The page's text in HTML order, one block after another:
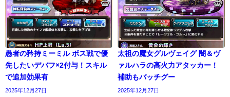
愚者の矜持ミーミル ボス戦で優
先したいデバフ×2付与！スキル
で追加効果有
2025年12月27日
太祖の魔女グルヴェイグ 闇＆ヴ
ァルハラの高火力アタッカー！
補助もバッチグー
2025年12月27日